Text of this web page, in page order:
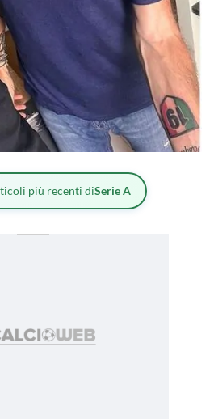
più recenti diSerie A